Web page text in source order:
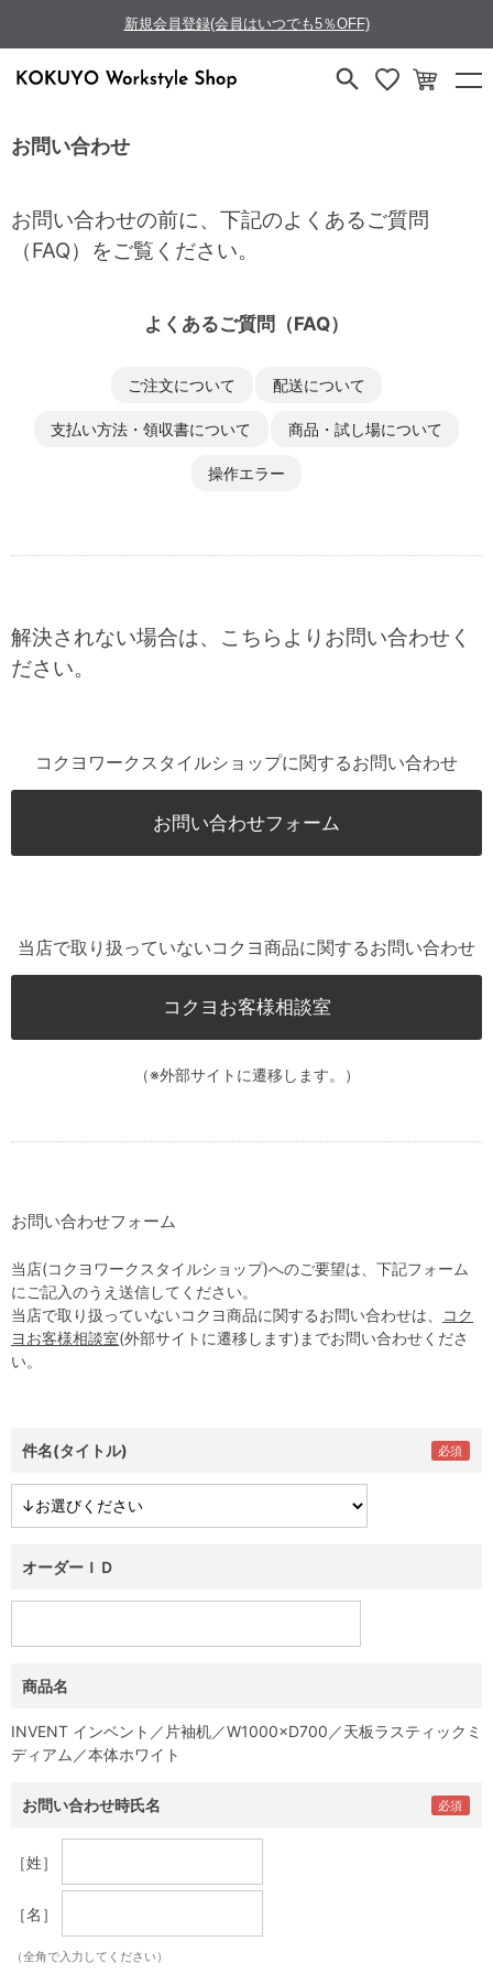
新規会員登録(会員はいつでも5％OFF)
お問い合わせ
お問い合わせの前に、下記のよくあるご質問
（FAQ）をご覧ください。
よくあるご質問（FAQ）
ご注文について 配送について
支払い方法・領収書について 商品・試し場について
操作エラー
解決されない場合は、こちらよりお問い合わせく
ださい。
コクヨワークスタイルショップに関するお問い合わせ
お問い合わせフォーム
当店で取り扱っていないコクヨ商品に関するお問い合わせ
コクヨお客様相談室
（※外部サイトに遷移します。）
お問い合わせフォーム
当店(コクヨワークスタイルショップ)へのご要望は、下記フォーム
にご記入のうえ送信してください。
当店で取り扱っていないコクヨ商品に関するお問い合わせは、
コク
ヨお客様相談室(外部サイトに遷移します)までお問い合わせくださ
い。
件名(タイトル)
オーダーＩＤ
商品名
INVENT インベント／片袖机／W1000×D700／天板ラスティックミ
ディアム／本体ホワイト
お問い合わせ時氏名
［姓］
［名］
（全角で入力してください）